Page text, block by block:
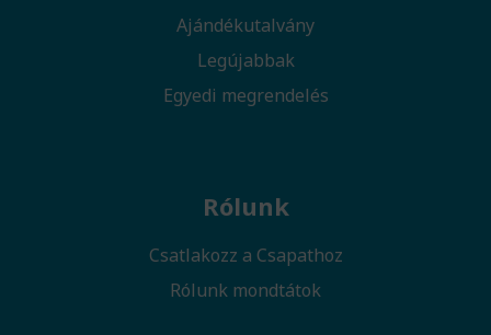
Ajándékutalvány
Legújabbak
Egyedi megrendelés
Rólunk
Csatlakozz a Csapathoz
Rólunk mondtátok